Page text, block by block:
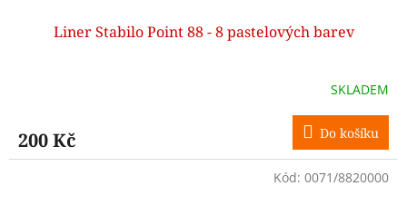
Liner Stabilo Point 88 - 8 pastelových barev
SKLADEM
200 Kč Do košíku
Kód: 0071/8820000